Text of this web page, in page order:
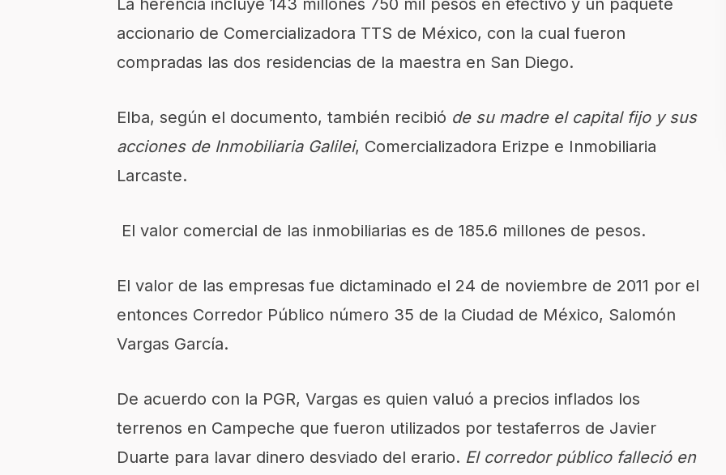
La herencia incluye 143 millones 750 mil pesos en efectivo y un paquete
accionario de Comercializadora TTS de México, con la cual fueron
compradas las dos residencias de la maestra en San Diego.
Elba, según el documento, también recibió de su madre el capital fijo y sus
acciones de Inmobiliaria Galilei, Comercializadora Erizpe e Inmobiliaria
Larcaste.
El valor comercial de las inmobiliarias es de 185.6 millones de pesos.
El valor de las empresas fue dictaminado el 24 de noviembre de 2011 por el
entonces Corredor Público número 35 de la Ciudad de México, Salomón
Vargas García.
De acuerdo con la PGR, Vargas es quien valuó a precios inflados los
terrenos en Campeche que fueron utilizados por testaferros de Javier
Duarte para lavar dinero desviado del erario. El corredor público falleció en